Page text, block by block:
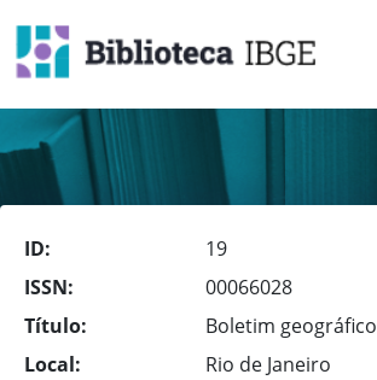
ID:
19
ISSN:
00066028
Título:
Boletim geográfico
Local:
Rio de Janeiro